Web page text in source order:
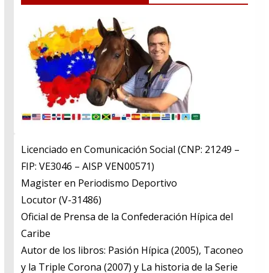
Licenciado en Comunicación Social (CNP: 21249 –
FIP: VE3046 – AISP VEN00571)
​Magister en Periodismo Deportivo
​Locutor (V-31486)
​Oficial de Prensa de la Confederación Hípica del
Caribe
​Autor de los libros: Pasión Hípica (2005), Taconeo
y la Triple Corona (2007) y La historia de la Serie